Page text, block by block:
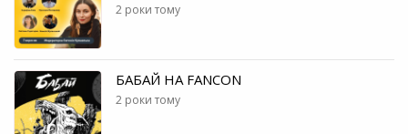
2 роки тому
БАБАЙ НА FANCON
2 роки тому